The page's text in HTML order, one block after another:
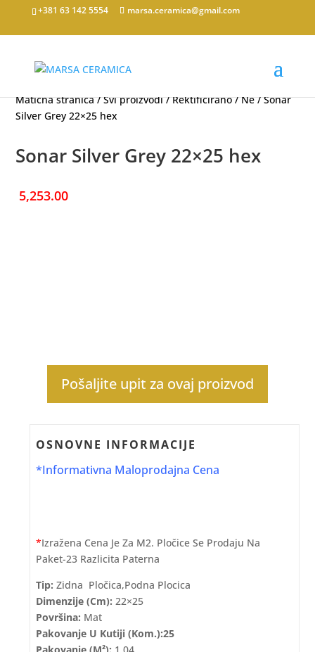
+381 63 142 5554 marsa.ceramica@gmail.com
Matična stranica/Svi proizvodi/Rektificirano/Ne/ Sonar
Silver Grey 22×25 hex
Sonar Silver Grey 22×25 hex
5,253.00
Pošaljite upit za ovaj proizvod
OSNOVNE INFORMACIJE
*Informativna Maloprodajna Cena
*Izražena Cena Je Za M2. Pločice Se Prodaju Na
Paket-23 Razlicita Paterna
Tip: Zidna Pločica,podna Plocica
Dimenzije (cm): 22×25
Površina: Mat
Pakovanje U Kutiji (kom.):25